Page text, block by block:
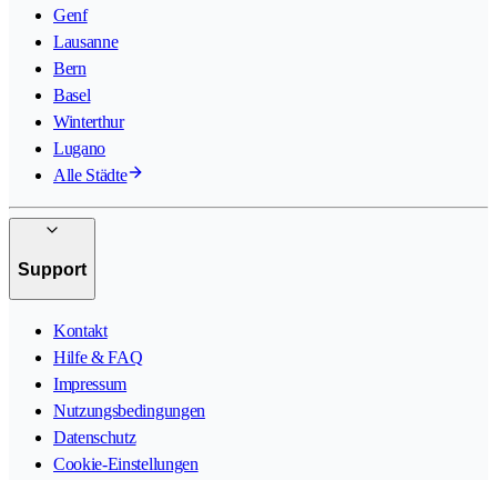
Genf
Lausanne
Bern
Basel
Winterthur
Lugano
Alle Städte
Support
Kontakt
Hilfe & FAQ
Impressum
Nutzungsbedingungen
Datenschutz
Cookie-Einstellungen